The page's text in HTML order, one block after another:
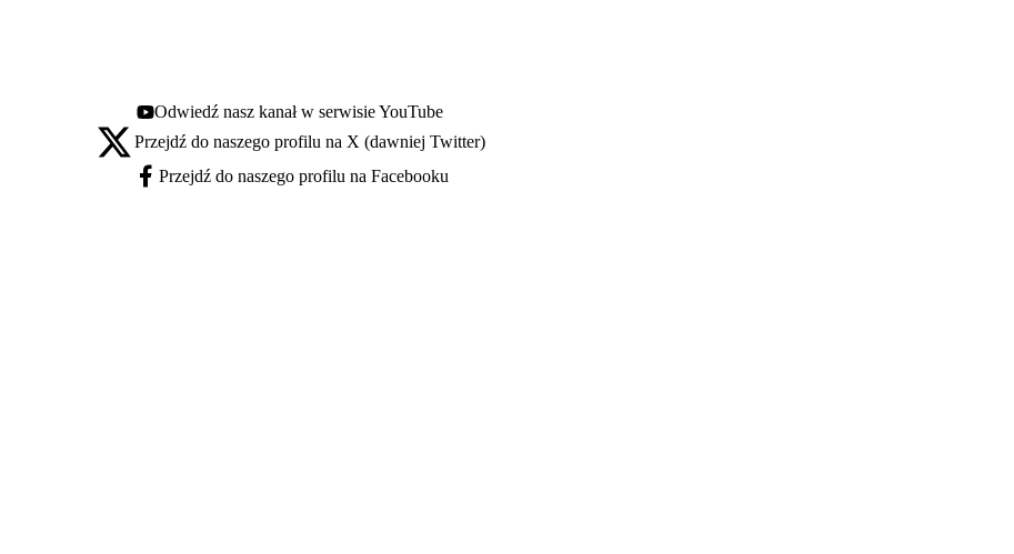
Youtube - otwiera się w nowej karcie
Odwiedź nasz kanał w serwisie YouTube
X - otwiera się w nowej karcie
Przejdź do naszego profilu na X (dawniej Twitter)
Facebook - otwiera się w nowej karcie
Przejdź do naszego profilu na Facebooku